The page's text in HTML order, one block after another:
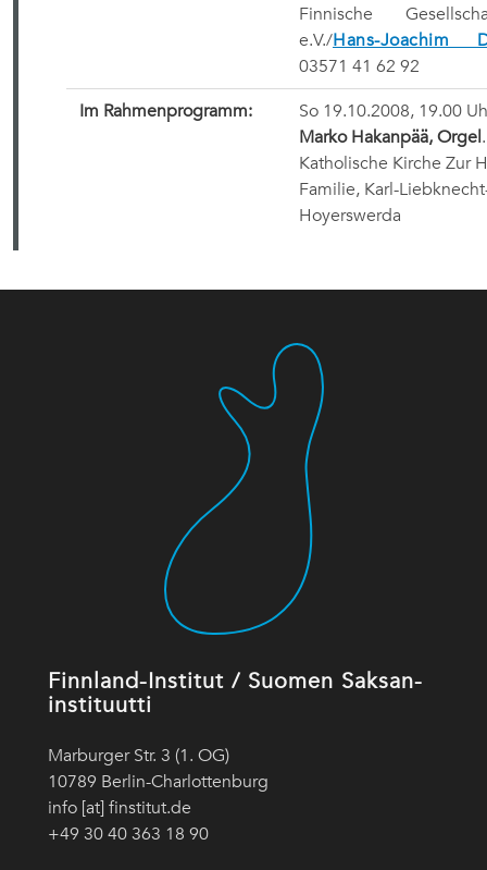
Finnische
e.V./Hans-Joachim
03571 41 62 92
Im Rahmenprogramm:
So 19.10.2008, 19.00
Marko Hakanpää, Orgel
Katholische Kirche Zur
Familie, Karl-
Hoyerswerda
Finnland-Institut / Suomen Saksan-
instituutti
Marburger Str. 3 (1. OG)
10789 Berlin-Charlottenburg
info [at] finstitut.de
+49 30 40 363 18 90